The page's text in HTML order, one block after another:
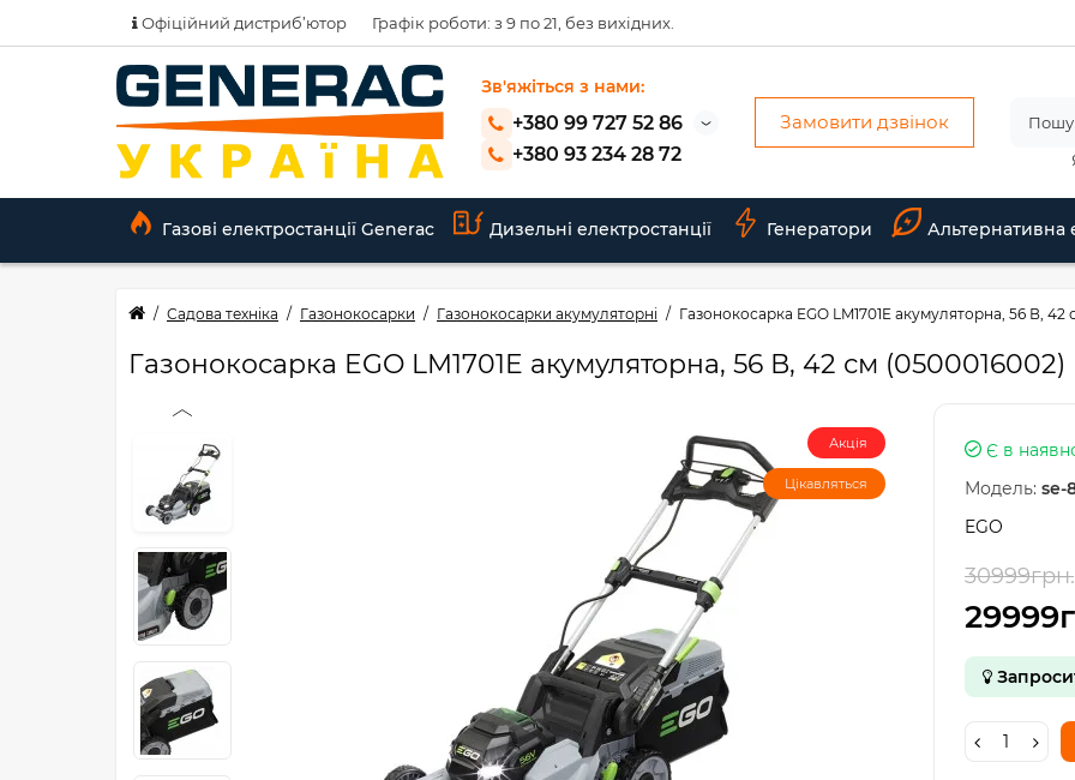
Офіційний дистриб’ютор Графік роботи: з 9 по 21, без вихідних.
Зв'яжіться з нами:
+380 99 727 52 86
+380 93 234 28 72
Замовити дзвінок
Газові електростанції Generac Дизельні електростанції Генератори Альтернативна
Садова техніка Газонокосарки Газонокосарки акумуляторні Газонокосарка EGO LM1701E акумуляторна, 56 В, 42
Газонокосарка EGO LM1701E акумуляторна, 56 В, 42 см (0500016002)
Акція
Цікавляться
Є в
Модель: se-
EGO
30999грн.